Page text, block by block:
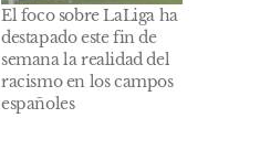
El foco sobre LaLiga ha
destapado este fin de
semana la realidad del
racismo en los campos
españoles